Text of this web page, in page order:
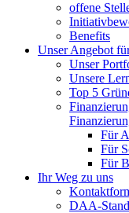
offene
Benefits
Unser Angebot
Unser
Unsere
Top 5
Für
Für
Für
Ihr Weg zu uns
DAA-